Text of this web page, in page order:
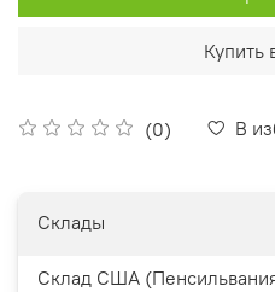
(0) В
Купить
Склады
Склад США